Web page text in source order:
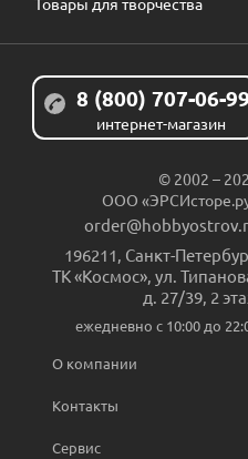
8 (800) 707-06-
интернет-магазин
© 2002 –
ООО
196211, Санкт-
ТК «Космос», ул.
д. 27/39, 2
ежедневно c 10:00 до
О компании
Контакты
Сервис